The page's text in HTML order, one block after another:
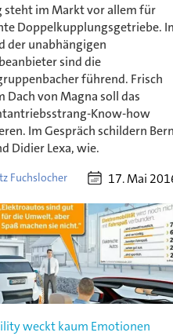
steht im Markt vor allem für
Doppelkupplungsgetriebe.
der unabhängigen
sind die
führend. Frisch
Dach von Magna soll das
Know-how
Im Gespräch schildern
Didier Lexa, wie.
Fuchslocher 17. Mai
weckt kaum Emotionen